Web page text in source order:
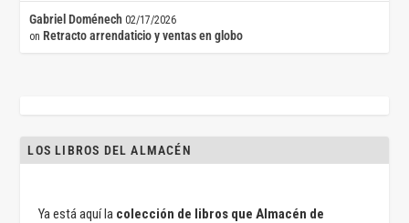
Gabriel Doménech 02/17/2026
on Retracto arrendaticio y ventas en globo
LOS LIBROS DEL ALMACÉN
Ya está aquí la colección de libros que Almacén de